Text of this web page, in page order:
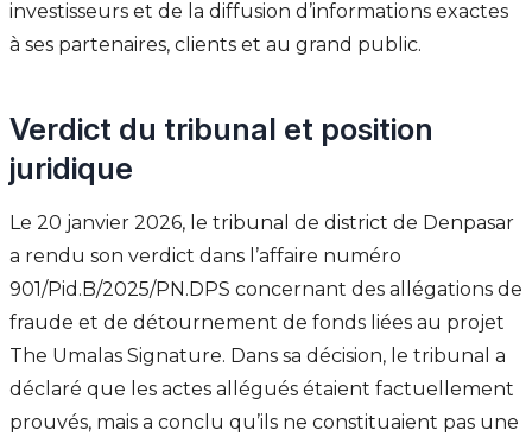
investisseurs et de la diffusion d’informations exactes
à ses partenaires, clients et au grand public.
Verdict du tribunal et position
juridique
Le 20 janvier 2026, le tribunal de district de Denpasar
a rendu son verdict dans l’affaire numéro
901/Pid.B/2025/PN.DPS concernant des allégations de
fraude et de détournement de fonds liées au projet
The Umalas Signature. Dans sa décision, le tribunal a
déclaré que les actes allégués étaient factuellement
prouvés, mais a conclu qu’ils ne constituaient pas une